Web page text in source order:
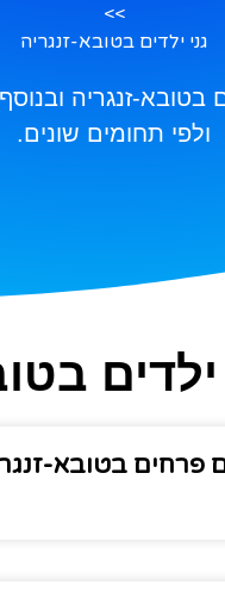
>>
גני ילדים בטובא-זנגריה
זנגריה
ולפי תחומים שונים.
פרחים בטובא-